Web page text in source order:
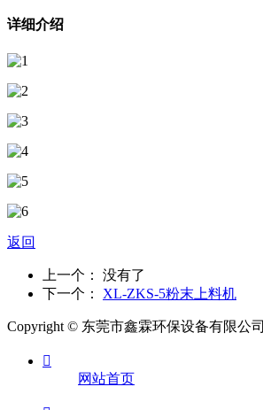
详细介绍
返回
上一个： 没有了
下一个： XL-ZKS-5粉末上料机
Copyright © 东莞市鑫霖环保设备有限公司

网站首页